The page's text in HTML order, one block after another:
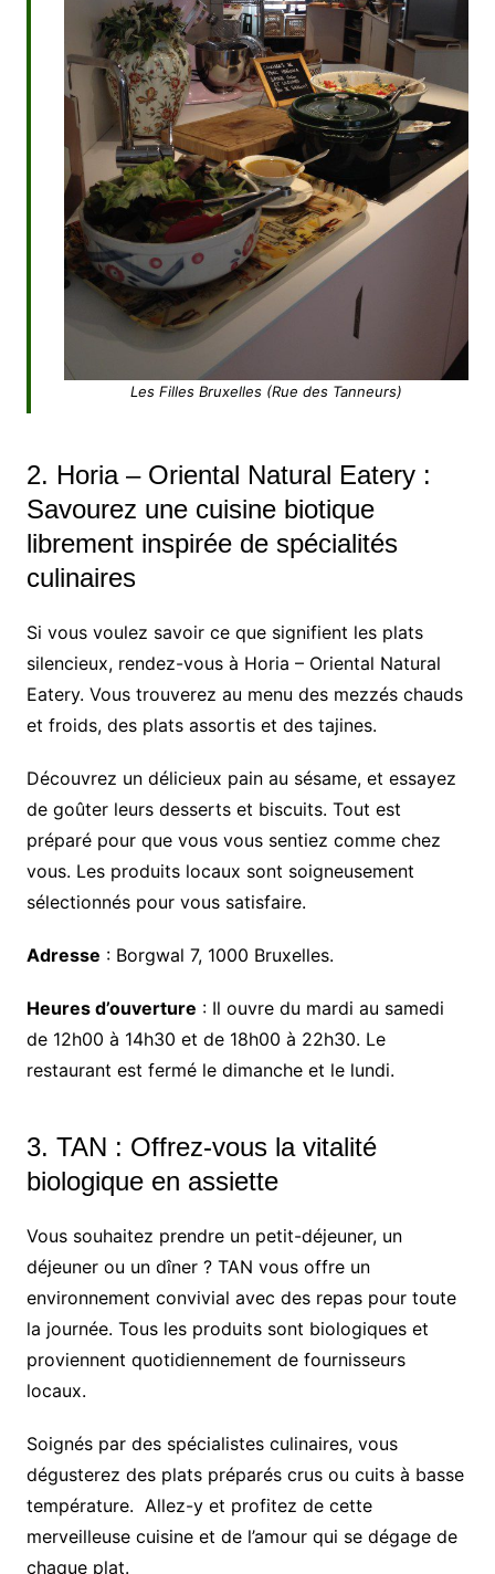
Les Filles Bruxelles (Rue des Tanneurs)
2. Horia– Oriental Natural Eatery :
Savourez une cuisine biotique
librement inspirée de spécialités
culinaires
Si vous voulez savoir ce que signifient les plats
silencieux, rendez-vous à Horia – Oriental Natural
Eatery. Vous trouverez au menu des mezzés chauds
et froids, des plats assortis et des tajines.
Découvrez un délicieux pain au sésame, et essayez
de goûter leurs desserts et biscuits. Tout est
préparé pour que vous vous sentiez comme chez
vous. Les produits locaux sont soigneusement
sélectionnés pour vous satisfaire.
Adresse : Borgwal 7, 1000 Bruxelles.
Heures d’ouverture : Il ouvre du mardi au samedi
de 12h00 à 14h30 et de 18h00 à 22h30. Le
restaurant est fermé le dimanche et le lundi.
3. TAN : Offrez-vous la vitalité
biologique en assiette
Vous souhaitez prendre un petit-déjeuner, un
déjeuner ou un dîner ? TAN vous offre un
environnement convivial avec des repas pour toute
la journée. Tous les produits sont biologiques et
proviennent quotidiennement de fournisseurs
locaux.
Soignés par des spécialistes culinaires, vous
dégusterez des plats préparés crus ou cuits à basse
température. Allez-y et profitez de cette
merveilleuse cuisine et de l’amour qui se dégage de
chaque plat.